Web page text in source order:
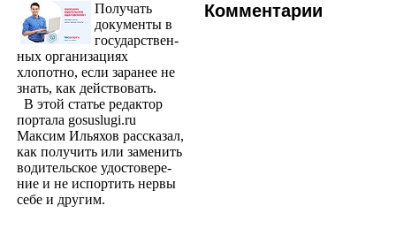
Получать
доку­менты в
государствен­
ных организациях
хлопотно, если заранее не
знать, как действовать.
В этой статье редактор
портала gosuslugi.ru
Максим Ильяхов рассказал,
как получить или заменить
водительское удостовере­
ние и не испортить нервы
себе и другим.
Комментарии